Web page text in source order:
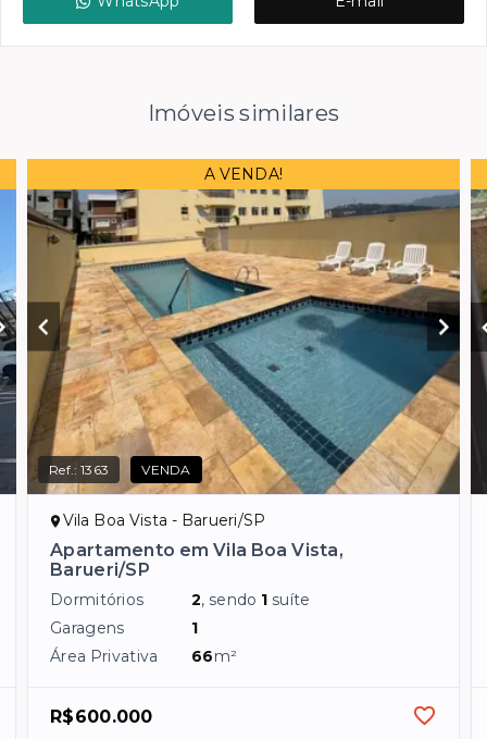
Imóveis similares
A VENDA!
Ref.:1363 VENDA
Vila Boa Vista - Barueri/SP
Apartamento em Vila Boa Vista,
Barueri/SP
Dormitórios 2, sendo 1 suíte
Garagens
1
Área Privativa
66m²
R$600.000